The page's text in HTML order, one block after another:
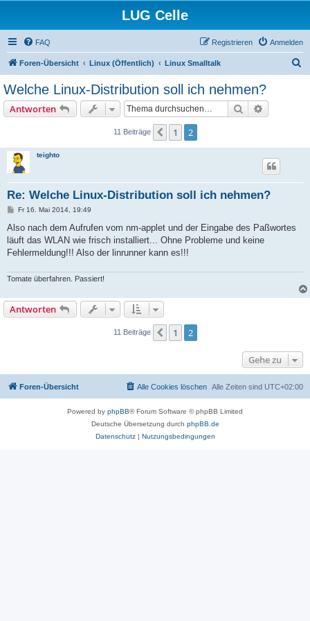
LUG Celle
FAQ Anmelden
Registrieren
Foren-Übersicht Linux (Öffentlich) Linux Smalltalk
Welche Linux-Distribution soll ich nehmen?
Antworten Suche
11 Beiträge Vorherige
1 2
teighto
Re: Welche Linux-Distribution soll ich nehmen?
B
i
r
a
Fr 16. Mai 2014, 19:49
Also nach dem Aufrufen vom nm-applet und der Eingabe des Paßwortes
läuft das WLAN wie frisch installiert... Ohne Probleme und keine
Fehlermeldung!!! Also der linrunner kann es!!!
Tomate überfahren. Passiert!
Antworten
11 Beiträge Vorherige
1 2
Gehe zu
Foren-Übersicht Alle Zeiten sind UTC+02:00
Alle Cookies löschen
Powered by phpBB® Forum Software © phpBB Limited
Deutsche Übersetzung durch phpBB.de
Datenschutz| Nutzungsbedingungen